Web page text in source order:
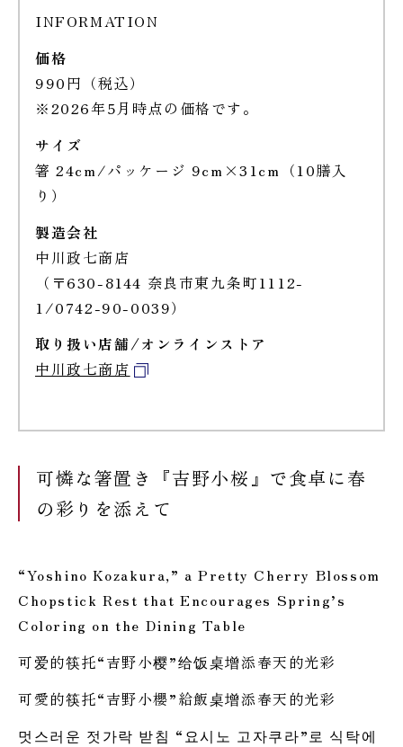
INFORMATION
価格
990円（税込）
※2026年5月時点の価格です。
サイズ
箸 24cm/パッケージ 9cm×31cm（10膳入
り）
製造会社
中川政七商店
（〒630-8144 奈良市東九条町1112-
1/0742-90-0039）
取り扱い店舗/オンラインストア
中川政七商店
可憐な箸置き『吉野小桜』で食卓に春
の彩りを添えて
“Yoshino Kozakura,” a Pretty Cherry Blossom
Chopstick Rest that Encourages Spring’s
Coloring on the Dining Table
可爱的筷托“吉野小樱”给饭桌增添春天的光彩
可愛的筷托“吉野小櫻”給飯桌增添春天的光彩
멋스러운 젓가락 받침 “요시노 고자쿠라”로 식탁에